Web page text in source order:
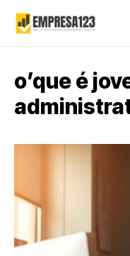
o’que é